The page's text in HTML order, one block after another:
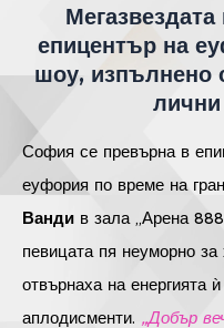
епицентър на
шоу, изпълнено
София се превърна в
еуфория по време на
Ванди в зала „Арена
певицата пя неуморно
отвърнаха на енергията
аплодисменти. „Добър